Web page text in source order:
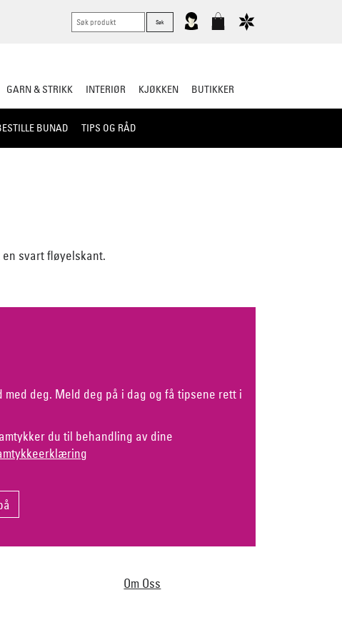
BUNAD TIPS OG RÅD
GARN & STRIKK INTERIØR KJØKKEN BUTIKKER
svart fløyelskant.
deg. Meld deg på i dag og få tipsene rett i
du til behandling av dine
Om Oss